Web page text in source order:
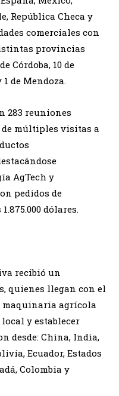
República Checa y
comerciales con
provincias
Córdoba, 10 de
de Mendoza.
283 reuniones
de múltiples visitas a
AgTech y
pedidos de
dólares.
recibió un
quienes llegan con el
maquinaria agrícola
y establecer
desde: China, India,
Ecuador, Estados
Colombia y